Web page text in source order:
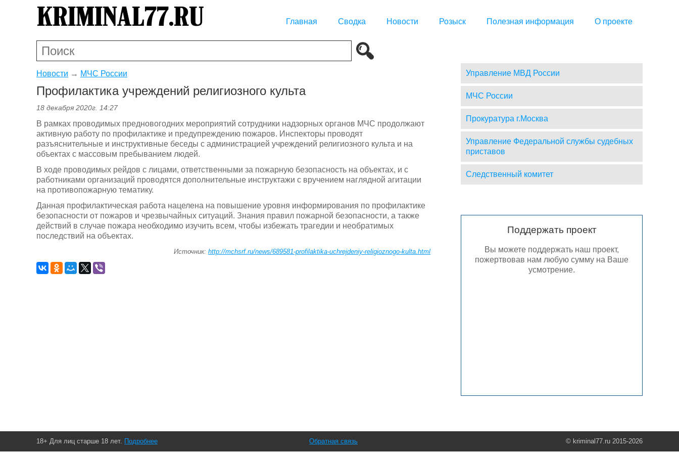
Главная Сводка Новости Розыск Полезная информация О проекте
Новости → МЧС России
Профилактика учреждений религиозного культа
18 декабря 2020г. 14:27
В рамках проводимых предновогодних мероприятий сотрудники надзорных органов МЧС продолжают
активную работу по профилактике и предупреждению пожаров. Инспекторы проводят
разъяснительные и инструктивные беседы с администрацией учреждений религиозного культа и на
объектах с массовым пребыванием людей.
В ходе проводимых рейдов с лицами, ответственными за пожарную безопасность на объектах, и с
работниками организаций проводятся дополнительные инструктажи с вручением наглядной агитации
на противопожарную тематику.
Данная профилактическая работа нацелена на повышение уровня информирования по профилактике
безопасности от пожаров и чрезвычайных ситуаций. Знания правил пожарной безопасности, а также
действий в случае пожара необходимо изучить всем, чтобы избежать трагедии и необратимых
последствий на объектах.
Источник: http://mchsrf.ru/news/689581-profilaktika-uchrejdeniy-religioznogo-kulta.html
Управление МВД России
МЧС России
Прокуратура г.Москва
Управление Федеральной службы судебных
приставов
Следственный комитет
Поддержать проект
Вы можете поддержать наш проект,
пожертвовав нам любую сумму на Ваше
усмотрение.
18+ Для лиц старше 18 лет. Подробнее © kriminal77.ru 2015-2026
Обратная связь